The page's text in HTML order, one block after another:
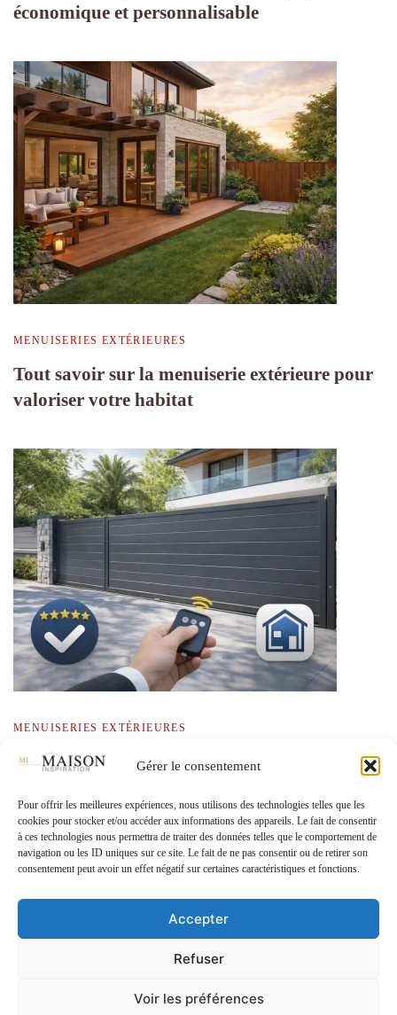
Gérer le consentement
Pour offrir les meilleures expériences, nous utilisons des technologies telles que les
cookies pour stocker et/ou accéder aux informations des appareils. Le fait de consentir
à ces technologies nous permettra de traiter des données telles que le comportement de
navigation ou les ID uniques sur ce site. Le fait de ne pas consentir ou de retirer son
consentement peut avoir un effet négatif sur certaines caractéristiques et fonctions.
Accepter
Refuser
Voir les préférences
économique et personnalisable
MENUISERIES EXTÉRIEURES
Tout savoir sur la menuiserie extérieure pour
valoriser votre habitat
MENUISERIES EXTÉRIEURES
Portails coulissants en aluminium : style,
© Copyright.2026 . Tous droits réservés.